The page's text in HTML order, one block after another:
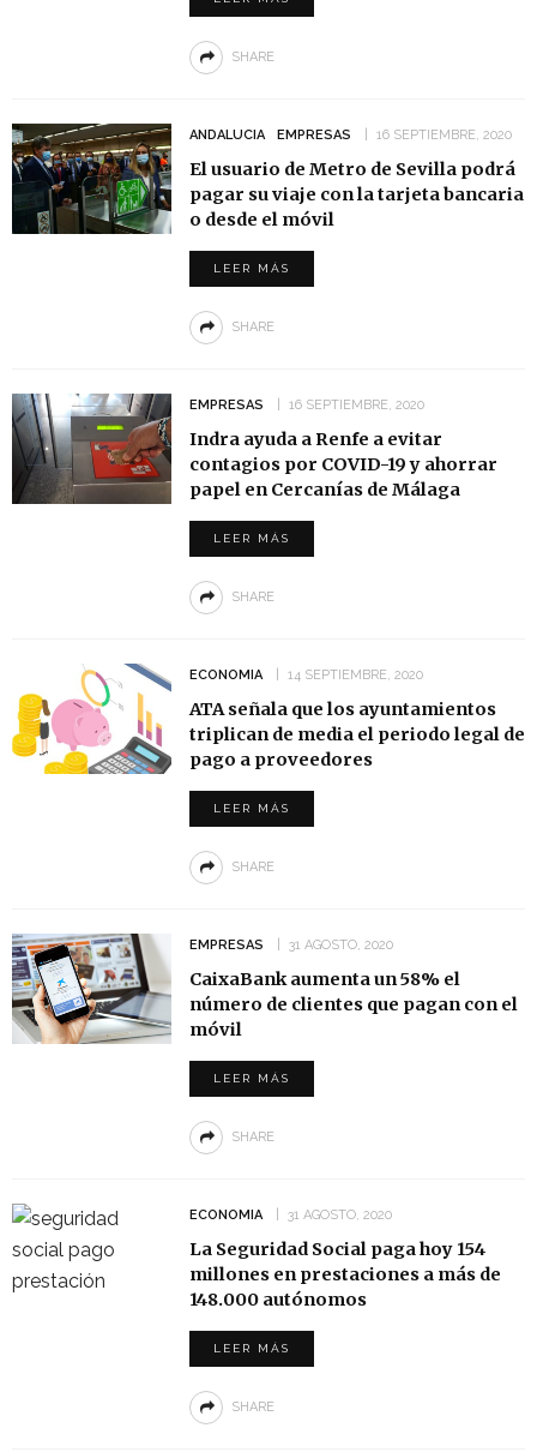
SHARE
ANDALUCIA EMPRESAS 16 SEPTIEMBRE, 2020
El usuario de Metro de Sevilla podrá
pagar su viaje con la tarjeta bancaria
o desde el móvil
LEER MÁS
SHARE
EMPRESAS 16 SEPTIEMBRE, 2020
Indra ayuda a Renfe a evitar
contagios por COVID-19 y ahorrar
papel en Cercanías de Málaga
LEER MÁS
SHARE
ECONOMIA 14 SEPTIEMBRE, 2020
ATA señala que los ayuntamientos
triplican de media el periodo legal de
pago a proveedores
LEER MÁS
SHARE
EMPRESAS 31 AGOSTO, 2020
CaixaBank aumenta un 58% el
número de clientes que pagan con el
móvil
LEER MÁS
SHARE
ECONOMIA 31 AGOSTO, 2020
La Seguridad Social paga hoy 154
millones en prestaciones a más de
148.000 autónomos
LEER MÁS
SHARE